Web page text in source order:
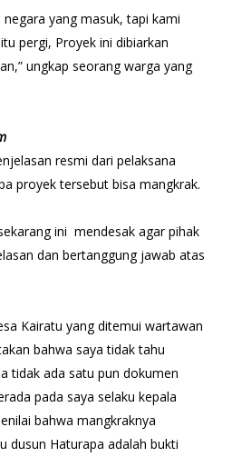
yang masuk, tapi kami
pergi, Proyek ini dibiarkan
ungkap seorang warga yang
resmi dari pelaksana
proyek tersebut bisa mangkrak.
ini mendesak agar pihak
dan bertanggung jawab atas
Kairatu yang ditemui wartawan
bahwa saya tidak tahu
tidak ada satu pun dokumen
pada saya selaku kepala
bahwa mangkraknya
dusun Haturapa adalah bukti